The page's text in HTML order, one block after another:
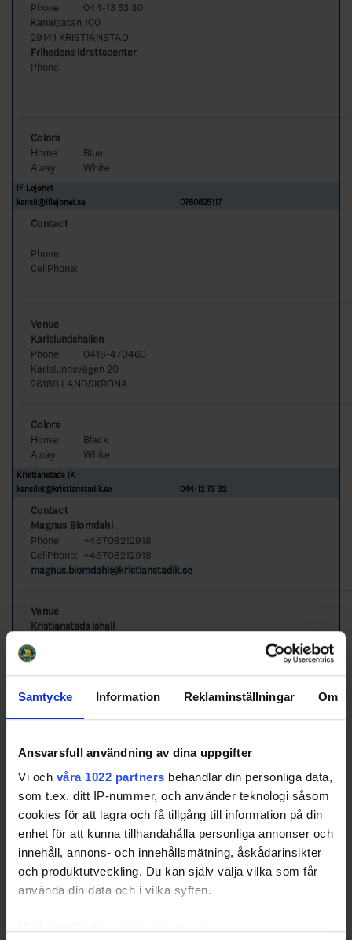
Samtycke Information Reklaminställningar Om
Ansvarsfull användning av dina uppgifter
Vi och våra 1022 partners behandlar din personliga data,
som t.ex. ditt IP-nummer, och använder teknologi såsom
cookies för att lagra och få tillgång till information på din
enhet för att kunna tillhandahålla personliga annonser och
innehåll, annons- och innehållsmätning, åskådarinsikter
och produktutveckling. Du kan själv välja vilka som får
använda din data och i vilka syften.
Phone:
044-13 53 30
Kanalgatan 100
29141 KRISTIANSTAD
Frihedens Idrattscenter
Phone:
Colors
Home:
Blue
Away:
White
IF Lejonet
kansli@iflejonet.se
0760825117
Contact
Phone:
CellPhone:
Venue
Karlslundshallen
Phone:
0418-470463
Karlslundsvägen 20
26180 LANDSKRONA
Colors
Home:
Black
Away:
White
Kristianstads IK
kansliet@kristianstadik.se
044-12 73 32
Contact
Magnus Blomdahl
Phone:
+46708212918
CellPhone: +46708212918
magnus.blomdahl@kristianstadik.se
Venue
Kristianstads Ishall
Kanalgatan 100
Phone:
0410-733859
Colors
Away:
White
Lund Giants HC
kansli@lundgiants.se
0703781477
Contact
Phone: